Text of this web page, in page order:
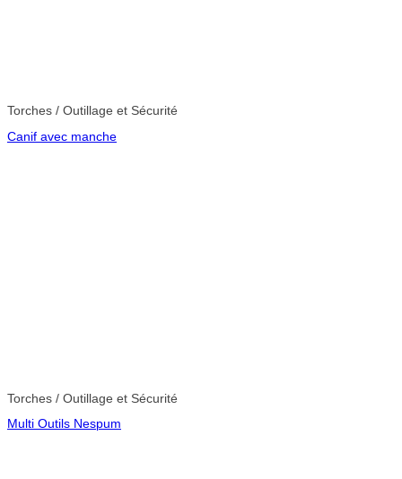
Torches / Outillage et Sécurité
Canif avec manche
Torches / Outillage et Sécurité
Multi Outils Nespum